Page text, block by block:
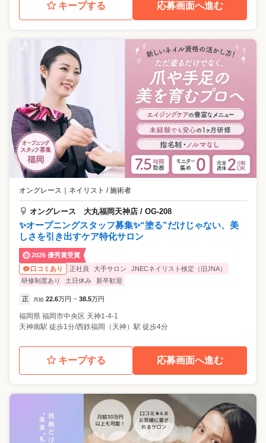
キープする 応募画面へ進む
オングレース ネイリスト / 施術者
オングレース 大丸福岡天神店 / OG-208
✨オープニングスタッフ募集✨“塗る”だけじゃない、美
しさを引き出すケア特化サロン
2026 優秀賞受賞
口コミあり
正社員 大手サロン
JNECネイリスト検定（旧JNA）
研修制度あり
土日休み 新卒歓迎
正 月給 22.6万円 ~ 38.5万円
福岡県 福岡市中央区 天神1-4-1
天神南駅 徒歩1分/西鉄福岡（天神）駅 徒歩4分
キープする 応募画面へ進む